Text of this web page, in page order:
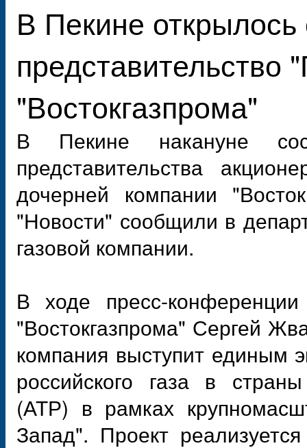
В Пекине
представительство
"Востокгазпрома"
В Пекине накануне
представительства
дочерней компании
"Новости" сообщили в
газовой компании.
В ходе пресс-
"Востокгазпрома" Сергей
компания выступит единым
российского газа в страны
(АТР) в рамках
Запад". Проект